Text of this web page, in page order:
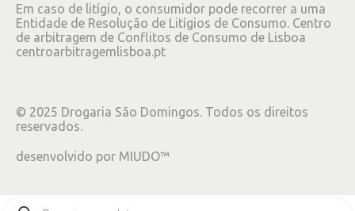
Em caso de litígio, o consumidor pode recorrer a uma
Entidade de Resolução de Litígios de Consumo. Centro
de arbitragem de Conflitos de Consumo de Lisboa
centroarbitragemlisboa.pt
© 2025 Drogaria São Domingos. Todos os direitos
reservados.
desenvolvido por MIUDO™